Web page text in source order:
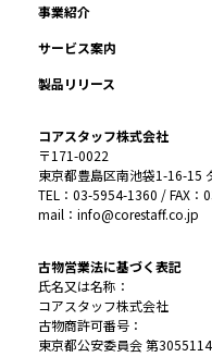
事業紹介
サービス案内
製品リリース
コアスタッフ株式会社
〒171-0022
東京都豊島区南池袋1-16-15
TEL：03-5954-1360 / FAX：
mail：info@corestaff.co.jp
古物営業法に基づく表記
氏名又は名称：
コアスタッフ株式会社
古物商許可番号：
東京都公安委員会 第